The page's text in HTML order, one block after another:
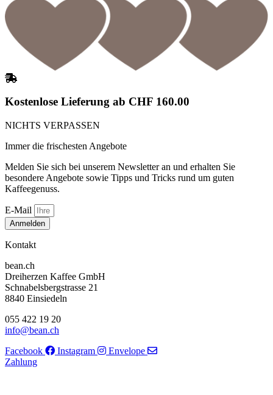
Kostenlose Lieferung ab CHF 160.00
NICHTS VERPASSEN
Immer die frischesten Angebote
Melden Sie sich bei unserem Newsletter an und erhalten Sie
besondere Angebote sowie Tipps und Tricks rund um guten
Kaffeegenuss.
E-Mail
Anmelden
Kontakt
bean.ch
Dreiherzen Kaffee GmbH
Schnabelsbergstrasse 21
8840 Einsiedeln
055 422 19 20
info@bean.ch
Facebook
Instagram
Envelope
Zahlung